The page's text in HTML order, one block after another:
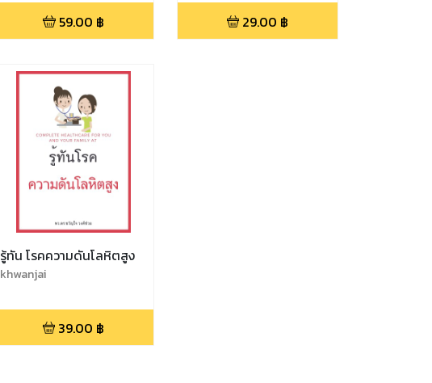
59.00 ฿ 29.00 ฿
รู้ทัน โรคความดันโลหิตสูง
khwanjai
39.00 ฿